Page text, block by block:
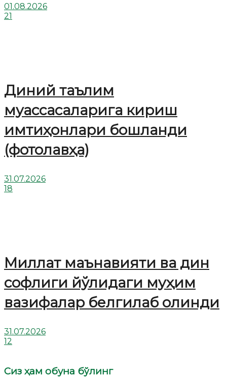
01.08.2026
21
Диний таълим
муассасаларига кириш
имтиҳонлари бошланди
(фотолавҳа)
31.07.2026
18
Миллат маънавияти ва дин
софлиги йўлидаги муҳим
вазифалар белгилаб олинди
31.07.2026
12
Сиз ҳам обуна бўлинг